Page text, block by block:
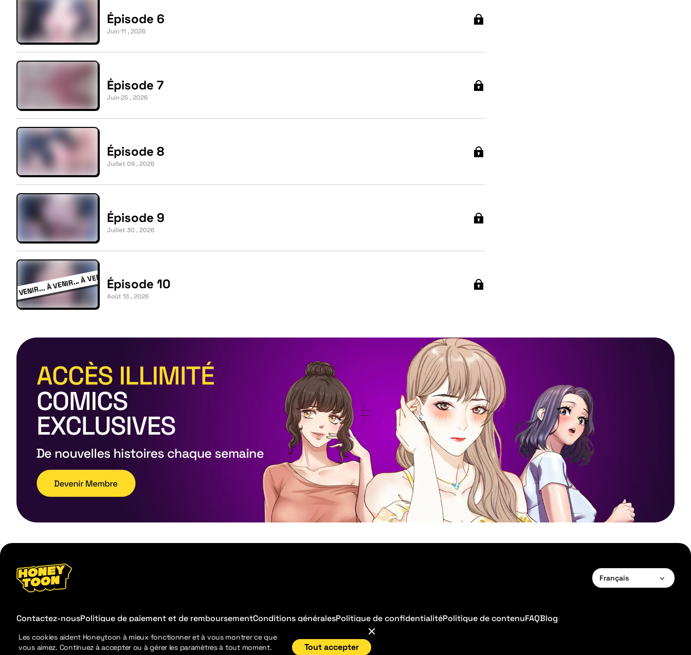
Épisode 6
Juin 11 , 2026
Épisode 7
Juin 25 , 2026
Épisode 8
Juillet 09 , 2026
Épisode 9
Juillet 30 , 2026
Épisode 10
Août 13 , 2026
Français
Contactez-nousPolitique de paiement et de remboursementConditions généralesPolitique de confidentialitéPolitique de contenuFAQBlog
Les cookies aident Honeytoon à mieux fonctionner et à vous montrer ce que
vous aimez. Continuez à accepter ou à gérer les paramètres à tout moment.
Tout accepter